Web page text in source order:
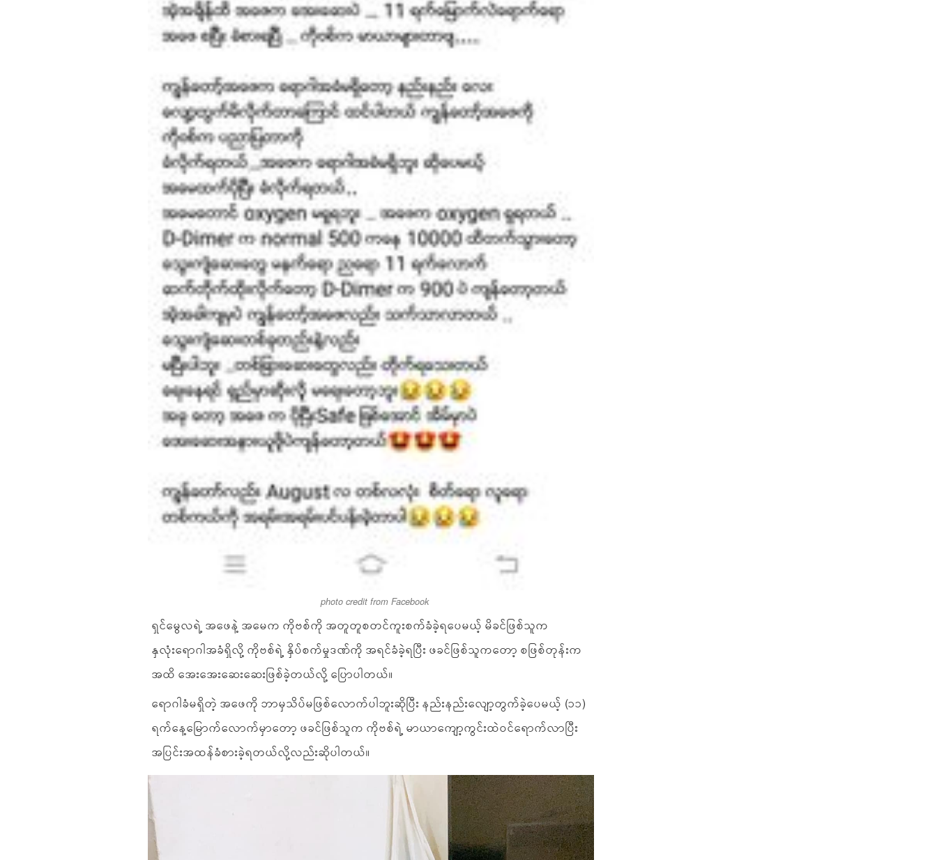
photo credit from Facebook
ရှင်မွေလရဲ့ အဖေနဲ့ အမေက ကိုဗစ်ကို အတူတူစတင်ကူးစက်ခံခဲ့ရပေမယ့် မိခင်ဖြစ်သူက
နှလုံးရောဂါအခံရှိလို့ ကိုဗစ်ရဲ့ နှိပ်စက်မှုဒဏ်ကို အရင်ခံခဲ့ရပြီး ဖခင်ဖြစ်သူကတော့ စဖြစ်တုန်းက
အထိ အေးအေးဆေးဆေးဖြစ်ခဲ့တယ်လို့ ပြောပါတယ်။
ရောဂါခံမရှိတဲ့ အဖေကို ဘာမှသိပ်မဖြစ်လောက်ပါဘူးဆိုပြီး နည်းနည်းလျော့တွက်ခဲ့ပေမယ့် (၁၁)
ရက်နေ့မြောက်လောက်မှာတော့ ဖခင်ဖြစ်သူက ကိုဗစ်ရဲ့ မာယာကျော့ကွင်းထဲ၀င်ရောက်လာပြီး
အပြင်းအထန်ခံစားခဲ့ရတယ်လို့လည်းဆိုပါတယ်။